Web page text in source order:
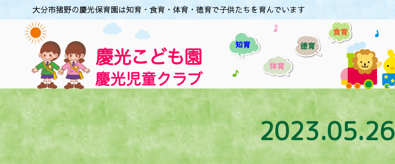
大分市猪野の慶光保育園は知育・食育・体育・徳育で子供たちを育んでいます
2023.05.26